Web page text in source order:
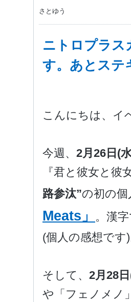
さとゆう
ニトロプラス
す。あとステ
こんにちは、イ
今週、 2月26日(
『君と彼女と
路参汰”の初の
Meats」
。漢
(個人の感想です)
そして、 2月28
や「フェノメノ